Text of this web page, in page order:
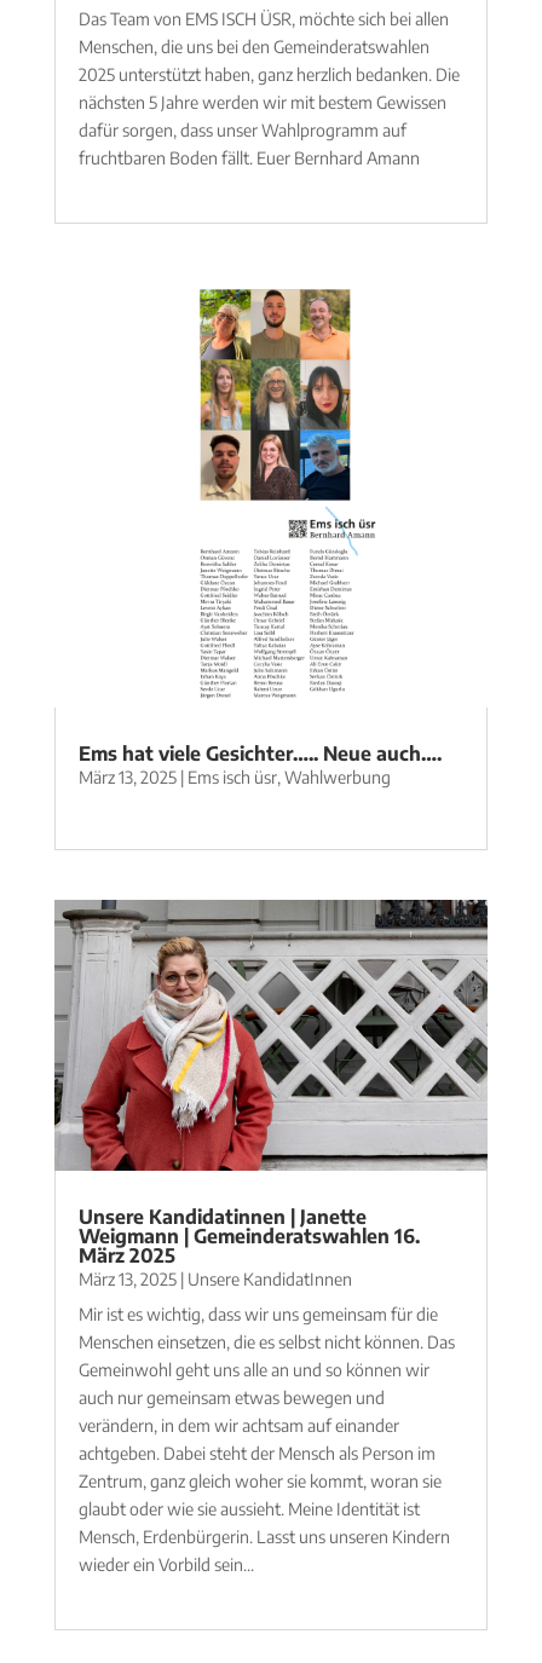
Das Team von EMS ISCH ÜSR, möchte sich bei allen
Menschen, die uns bei den Gemeinderatswahlen
2025 unterstützt haben, ganz herzlich bedanken. Die
nächsten 5 Jahre werden wir mit bestem Gewissen
dafür sorgen, dass unser Wahlprogramm auf
fruchtbaren Boden fällt. Euer Bernhard Amann
Ems hat viele Gesichter….. Neue auch….
März 13, 2025| Ems isch üsr, Wahlwerbung
Unsere Kandidatinnen | Janette
Weigmann | Gemeinderatswahlen 16.
März 2025
März 13, 2025| Unsere KandidatInnen
Mir ist es wichtig, dass wir uns gemeinsam für die
Menschen einsetzen, die es selbst nicht können. Das
Gemeinwohl geht uns alle an und so können wir
auch nur gemeinsam etwas bewegen und
verändern, in dem wir achtsam auf einander
achtgeben. Dabei steht der Mensch als Person im
Zentrum, ganz gleich woher sie kommt, woran sie
glaubt oder wie sie aussieht. Meine Identität ist
Mensch, Erdenbürgerin. Lasst uns unseren Kindern
wieder ein Vorbild sein...